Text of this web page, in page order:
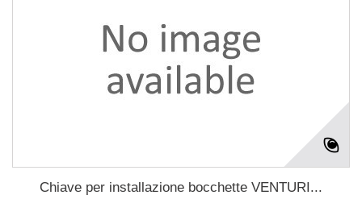
Chiave per installazione bocchette VENTURI...